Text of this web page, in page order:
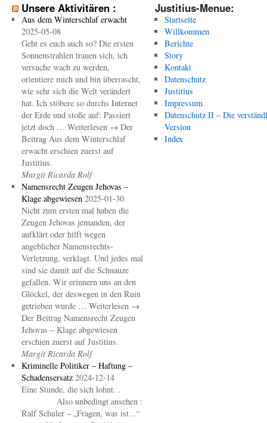
Unsere Aktivitären :
Aus dem Winterschlaf erwacht
2025-05-08
Geht es euch auch so? Die ersten
Sonnenstrahlen trauen sich, ich
versuche wach zu werden,
orientiere mich und bin überrascht,
wie sehr sich die Welt verändert
hat. Ich stöbere so durchs Internet
der Erde und stoße auf: Passiert
jetzt doch … Weiterlesen → Der
Beitrag Aus dem Winterschlaf
erwacht erschien zuerst auf
Justitius.
Margit Ricarda Rolf
Namensrecht Zeugen Jehovas –
Klage abgewiesen 2025-01-30
Nicht zum ersten mal haben die
Zeugen Jehovas jemanden, der
aufklärt oder hilft wegen
angeblicher Namensrechts-
Verletzung, verklagt. Und jedes mal
sind sie damit auf die Schnauze
gefallen. Wir erinnern uns an den
Glöckel, der deswegen in den Ruin
getrieben wurde … Weiterlesen →
Der Beitrag Namensrecht Zeugen
Jehovas – Klage abgewiesen
erschien zuerst auf Justitius.
Margit Ricarda Rolf
Kriminelle Politiker – Haftung –
Schadensersatz 2024-12-14
Eine Stunde, die sich lohnt. .
Also unbedingt ansehen :
Ralf Schuler – „Fragen, was ist ..“
Justitius-Menue:
Startseite
Willkommen
Berichte
Story
Kontakt
Datenschutz
Justitius
Impressum
Datenschutz II – Die
Version
Index